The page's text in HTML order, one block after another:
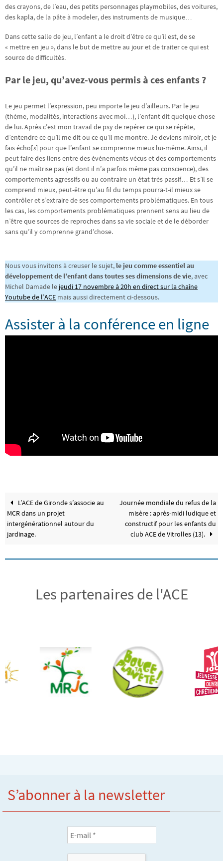
des crayons, de l’eau, des petits personnages playmobiles, des voitures,
des kapla, de la pâte à modeler, des instruments de musique…
Dans cette salle de jeu, l’enfant a le droit d’être ce qu’il est, de se
« mettre en jeu », dans le but de mettre au jour et de traiter ce qui est
source de difficultés.
Par le jeu, qu’avez-vous permis à ces enfants ?
Le jeu permet l’expression, peu importe le jeu d’ailleurs. Par le jeu
(thème, modalités, interactions avec moi…), l’enfant dit quelque chose
de lui. Après c’est mon travail de psy de repérer ce qui se répète,
d’entendre ce qu’il me dit ou ce qu’il me montre. Je deviens miroir, et je
fais écho[s] pour que l’enfant se comprenne mieux lui-même. Ainsi, il
peut faire des liens entre des événements vécus et des comportements
qu’il ne maîtrise pas (et dont il n’a parfois même pas conscience), des
comportements agressifs ou au contraire un état très passif… Et s’il se
comprend mieux, peut-être qu’au fil du temps pourra-t-il mieux se
contrôler et s’extraire de ses comportements problématiques. En tous
les cas, les comportements problématiques prennent sens au lieu de
n’être que sources de reproches dans sa vie sociale et de le déborder
sans qu’il y comprenne grand’chose.
Nous vous invitons à creuser le sujet, le jeu comme essentiel au
développement de l’enfant dans toutes ses dimensions de vie, avec
Michel Damade le jeudi 17 novembre à 20h en direct sur la chaîne
Youtube de l’ACE mais aussi directement ci-dessous.
Assister à la conférence en ligne
L’ACE de Gironde s’associe au
MCR dans un projet
intergénérationnel autour du
jardinage.
Journée mondiale du refus de la
misère : après-midi ludique et
constructif pour les enfants du
club ACE de Vitrolles (13).
Les partenaires de l'ACE
S’abonner à la newsletter